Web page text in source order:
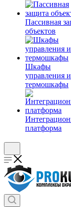
Пассивная
объектов
Шкафы
управления и
термошкафы
платформа